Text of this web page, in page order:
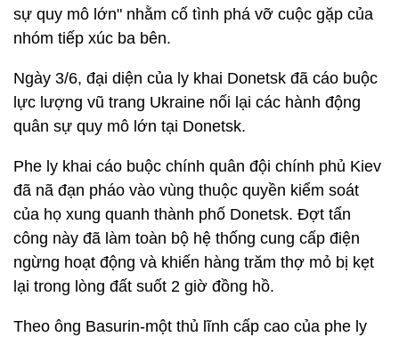
sự quy mô lớn" nhằm cố tình phá vỡ cuộc gặp của
nhóm tiếp xúc ba bên.
Ngày 3/6, đại diện của ly khai Donetsk đã cáo buộc
lực lượng vũ trang Ukraine nối lại các hành động
quân sự quy mô lớn tại Donetsk.
Phe ly khai cáo buộc chính quân đội chính phủ Kiev
đã nã đạn pháo vào vùng thuộc quyền kiểm soát
của họ xung quanh thành phố Donetsk. Đợt tấn
công này đã làm toàn bộ hệ thống cung cấp điện
ngừng hoạt động và khiến hàng trăm thợ mỏ bị kẹt
lại trong lòng đất suốt 2 giờ đồng hồ.
Theo ông Basurin-một thủ lĩnh cấp cao của phe ly